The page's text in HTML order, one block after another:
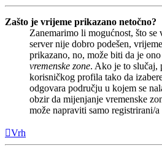
Zašto je vrijeme prikazano netočno?
Zanemarimo li mogućnost, što se
server nije dobro podešen,
prikazano, no, može biti da je
vremenske zone. Ako je to slučaj,
korisničkog profila tako da
odgovara području u kojem se
obzir da mijenjanje vremenske
može napraviti samo registrirani/
Vrh